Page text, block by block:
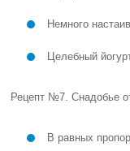
Немного
Целебный
Рецепт №7. Снадобье
В равных